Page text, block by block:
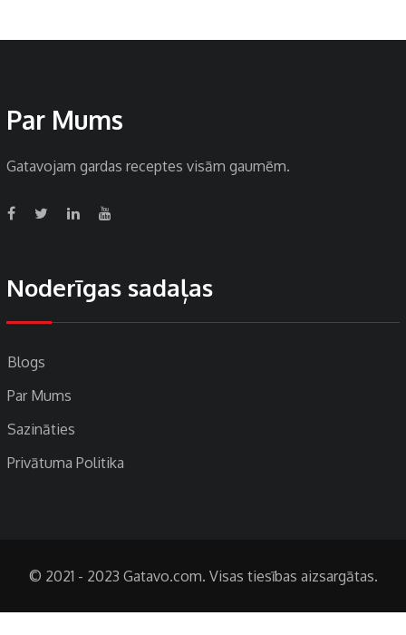
Par Mums
Gatavojam gardas receptes visām gaumēm.
Noderīgas sadaļas
Blogs
Par Mums
Sazināties
Privātuma Politika
© 2021 - 2023 Gatavo.com. Visas tiesības aizsargātas.